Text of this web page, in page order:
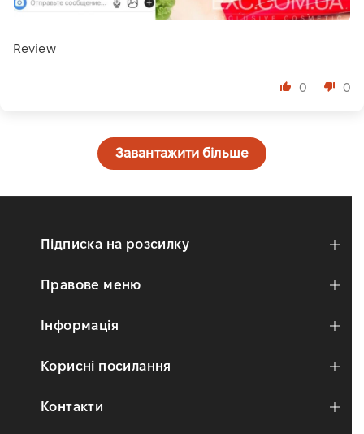
Review
0 0
Завантажити більше
Підписка на розсилку
Правове меню
Інформація
Корисні посилання
Контакти